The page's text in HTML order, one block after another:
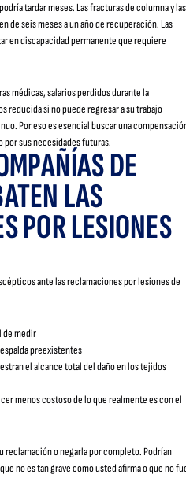
tardar meses. Las fracturas de columna y las
de seis meses a un año de recuperación. Las
en discapacidad permanente que requiere
médicas, salarios perdidos durante la
reducida si no puede regresar a su trabajo
Por eso es esencial buscar una
por sus necesidades futuras.
DE
LAS
POR LESIONES
ante las reclamaciones por lesiones de
de medir
preexistentes
el alcance total del daño en los tejidos
menos costoso de lo que realmente es con el
reclamación o negarla por completo. Podrían
no es tan grave como usted afirma o que no